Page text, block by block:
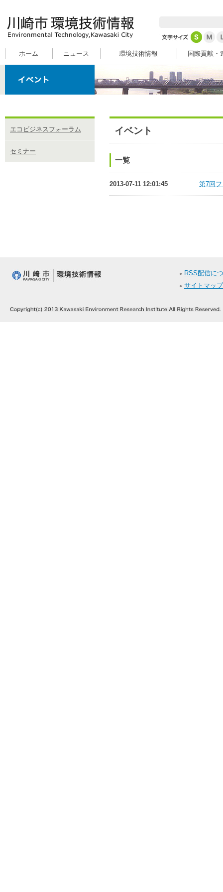
ホーム ニュース 環境技術情報 国際貢献・
エコビジネスフォーラム
セミナー
イベント
一覧
2013-07-11 12:01:45 第7回
RSS配信に
サイトマップ